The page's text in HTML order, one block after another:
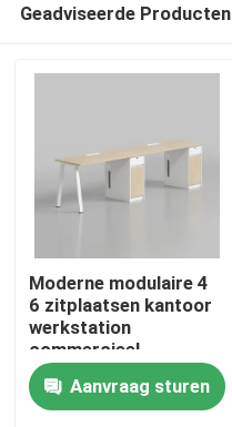
Thuis
Geadviseerde Producten
Moderne modulaire 4
6 zitplaatsen kantoor
werkstation
commercieel
personeel kantoor
bureau met privacy
scherm
Aanvraag sturen